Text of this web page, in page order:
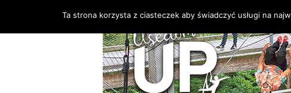
Ta strona korzysta z ciasteczek aby świadczyć usługi na